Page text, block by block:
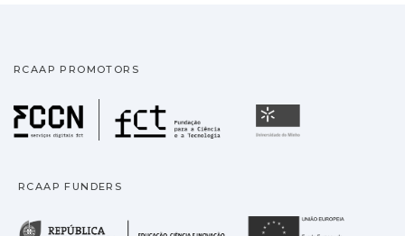
RCAAP PROMOTORS
Fundação para a
RCAAP FUNDERS
República Portuguesa